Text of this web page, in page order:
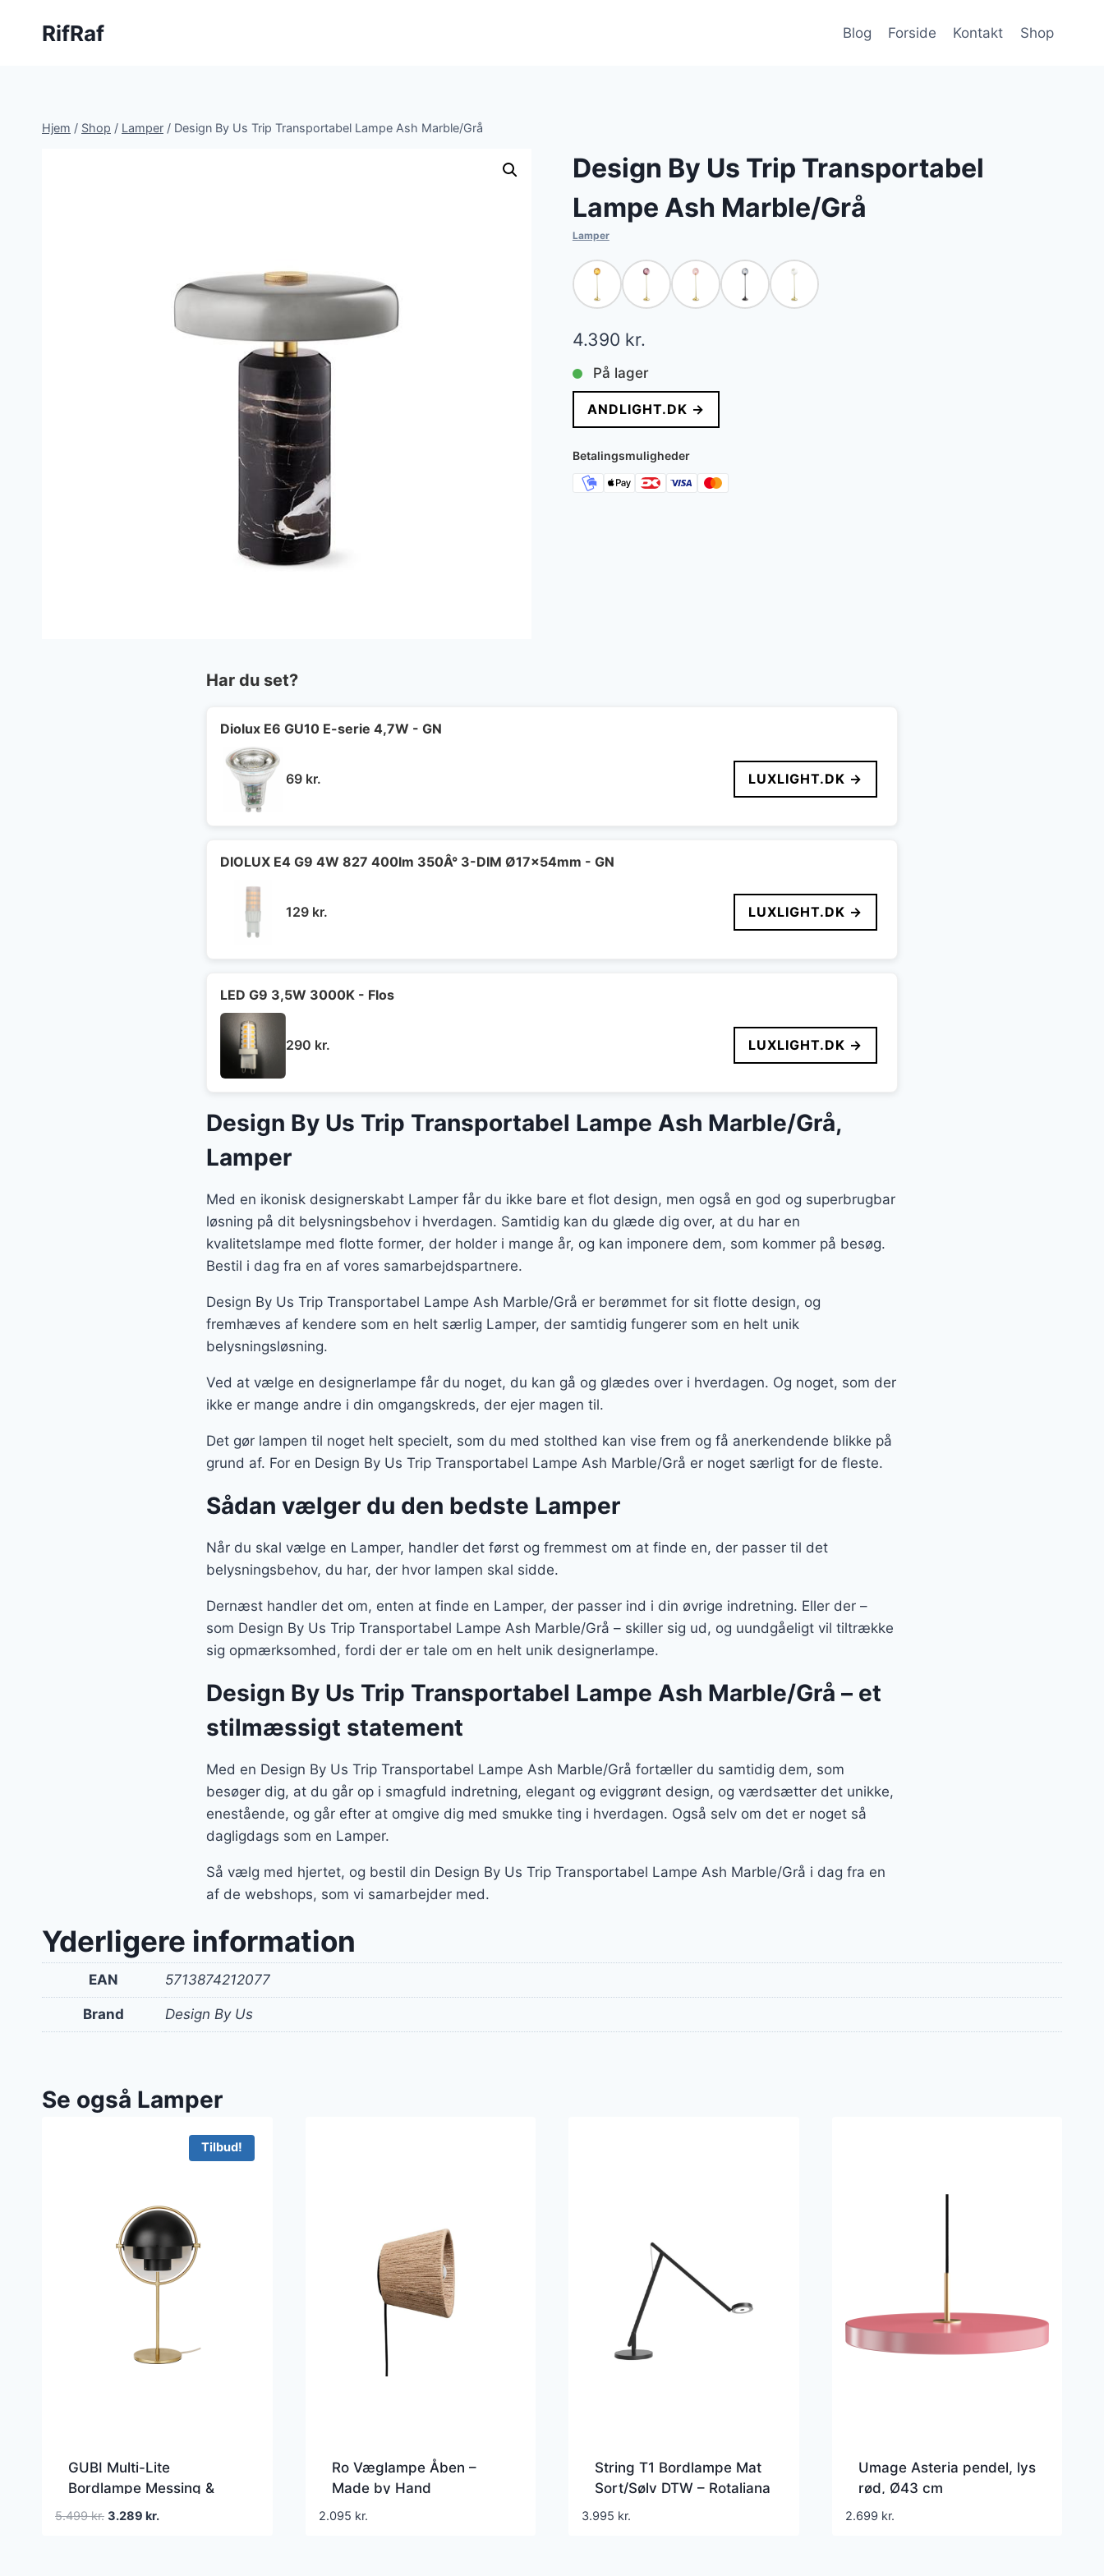
RifRaf Blog Forside Kontakt Shop
Hjem / Shop / Lamper / Design By Us Trip Transportabel Lampe Ash Marble/Grå
Design By Us Trip Transportabel
Lampe Ash Marble/Grå
Lamper
4.390 kr.
På lager
ANDLIGHT.DK →
Betalingsmuligheder
Har du set?
Diolux E6 GU10 E-serie 4,7W - GN
69 kr. LUXLIGHT.DK →
DIOLUX E4 G9 4W 827 400lm 350Â° 3-DIM Ø17x54mm - GN
129 kr. LUXLIGHT.DK →
LED G9 3,5W 3000K - Flos
290 kr. LUXLIGHT.DK →
Design By Us Trip Transportabel Lampe Ash Marble/Grå,
Lamper
Med en ikonisk designerskabt Lamper får du ikke bare et flot design, men også en god og superbrugbar
løsning på dit belysningsbehov i hverdagen. Samtidig kan du glæde dig over, at du har en
kvalitetslampe med flotte former, der holder i mange år, og kan imponere dem, som kommer på besøg.
Bestil i dag fra en af vores samarbejdspartnere.
Design By Us Trip Transportabel Lampe Ash Marble/Grå er berømmet for sit flotte design, og
fremhæves af kendere som en helt særlig Lamper, der samtidig fungerer som en helt unik
belysningsløsning.
Ved at vælge en designerlampe får du noget, du kan gå og glædes over i hverdagen. Og noget, som der
ikke er mange andre i din omgangskreds, der ejer magen til.
Det gør lampen til noget helt specielt, som du med stolthed kan vise frem og få anerkendende blikke på
grund af. For en Design By Us Trip Transportabel Lampe Ash Marble/Grå er noget særligt for de fleste.
Sådan vælger du den bedste Lamper
Når du skal vælge en Lamper, handler det først og fremmest om at finde en, der passer til det
belysningsbehov, du har, der hvor lampen skal sidde.
Dernæst handler det om, enten at finde en Lamper, der passer ind i din øvrige indretning. Eller der –
som Design By Us Trip Transportabel Lampe Ash Marble/Grå – skiller sig ud, og uundgåeligt vil tiltrække
sig opmærksomhed, fordi der er tale om en helt unik designerlampe.
Design By Us Trip Transportabel Lampe Ash Marble/Grå – et
stilmæssigt statement
Med en Design By Us Trip Transportabel Lampe Ash Marble/Grå fortæller du samtidig dem, som
besøger dig, at du går op i smagfuld indretning, elegant og eviggrønt design, og værdsætter det unikke,
enestående, og går efter at omgive dig med smukke ting i hverdagen. Også selv om det er noget så
dagligdags som en Lamper.
Så vælg med hjertet, og bestil din Design By Us Trip Transportabel Lampe Ash Marble/Grå i dag fra en
af de webshops, som vi samarbejder med.
Yderligere information
EAN 5713874212077
Brand Design By Us
Se også Lamper
Tilbud!
GUBI Multi-Lite
Bordlampe Messing &
Sort
5.499kr. Den
3.289 kr.Den
Ro Væglampe Åben –
Made by Hand
2.095 kr.
String T1 Bordlampe Mat
Sort/Sølv DTW – Rotaliana
3.995 kr.
Umage Asteria pendel, lys
rød, Ø43 cm
2.699 kr.